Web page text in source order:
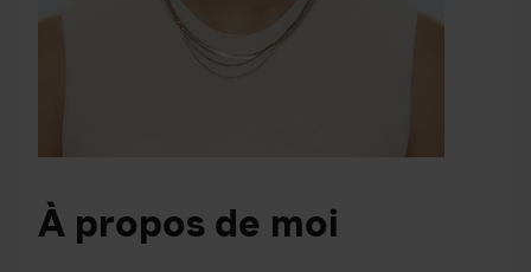
À propos de moi